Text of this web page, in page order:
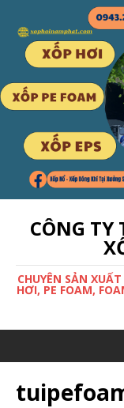
CÔNG
CHUYÊN SẢN
HƠI, PE FOAM,